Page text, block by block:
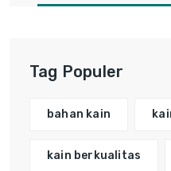
Tag Populer
bahan kain
kain berkualitas